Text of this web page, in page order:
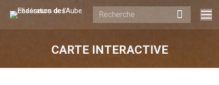
Recherche
:
CARTE INTERACTIVE